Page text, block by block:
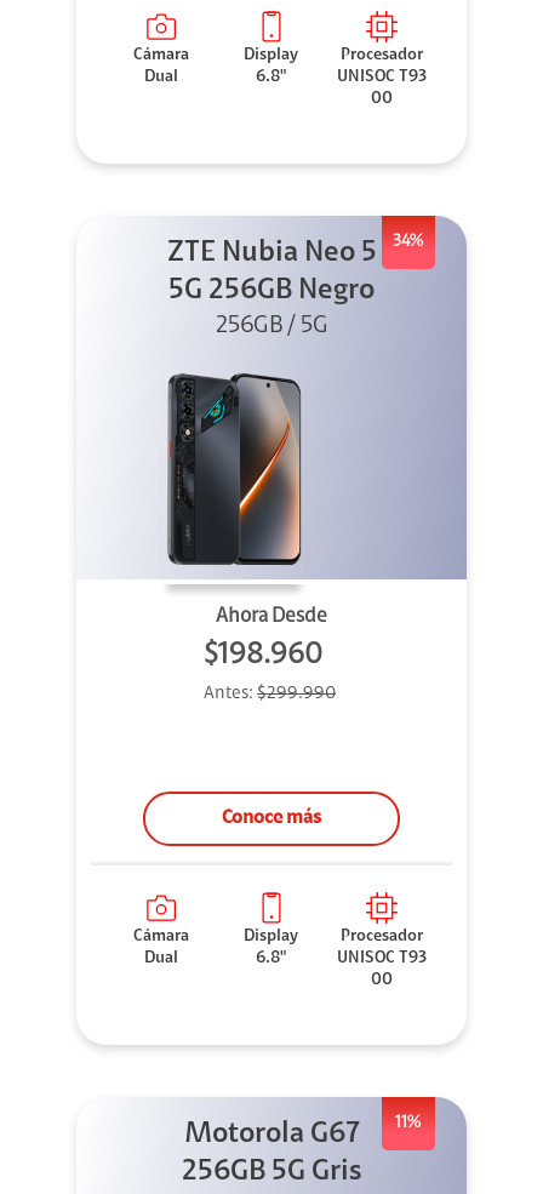
Cámara
Dual
Display
6.8"
Procesador
UNISOC T93
00
34%
ZTE Nubia Neo 5
5G 256GB Negro
256GB / 5G
Ahora Desde
$198.960
Antes: $299.990
Conoce más
Cámara
Dual
Display
6.8"
Procesador
UNISOC T93
00
11%
Motorola G67
256GB 5G Gris